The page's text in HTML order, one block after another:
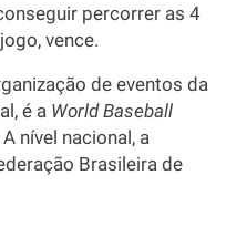
percorrer as 4
vence.
de eventos da
é a World Baseball
A nível nacional, a
Brasileira de